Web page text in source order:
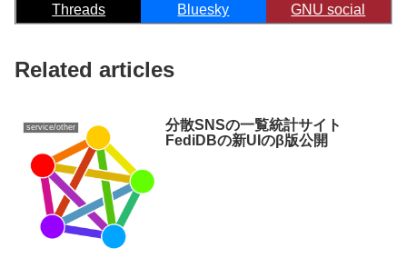
Threads
Bluesky GNU social
Related articles
service/other
分散SNSの一覧統計サイト
FediDBの新UIのβ版公開